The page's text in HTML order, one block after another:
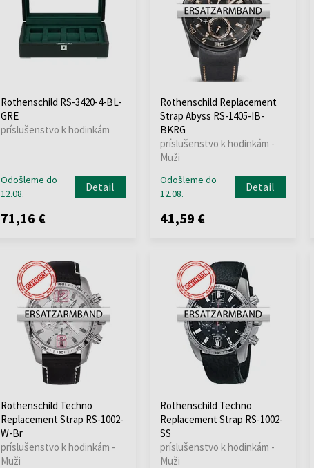
Rothenschild RS-3420-4-BL-
GRE
príslušenstvo k hodinkám
Odošleme do
12.08.
Detail
71,16 €
Rothenschild Replacement
Strap Abyss RS-1405-IB-
BKRG
príslušenstvo k hodinkám -
Muži
Odošleme do
12.08.
Detail
41,59 €
Rothenschild Techno
Replacement Strap RS-1002-
W-Br
príslušenstvo k hodinkám -
Muži
Rothenschild Techno
Replacement Strap RS-1002-
SS
príslušenstvo k hodinkám -
Muži